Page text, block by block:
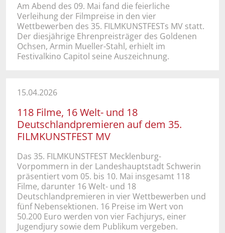
Am Abend des 09. Mai fand die feierliche
Verleihung der Filmpreise in den vier
Wettbewerben des 35. FILMKUNSTFESTs MV statt.
Der diesjährige Ehrenpreisträger des Goldenen
Ochsen, Armin Mueller-Stahl, erhielt im
Festivalkino Capitol seine Auszeichnung.
15.04.2026
118 Filme, 16 Welt- und 18
Deutschlandpremieren​​​​​​ auf dem 35.
FILMKUNSTFEST MV
Das 35. FILMKUNSTFEST Mecklenburg-
Vorpommern in der Landeshauptstadt Schwerin
präsentiert vom 05. bis 10. Mai insgesamt 118
Filme, darunter 16 Welt- und 18
Deutschlandpremieren in vier Wettbewerben und
fünf Nebensektionen. 16 Preise im Wert von
50.200 Euro werden von vier Fachjurys, einer
Jugendjury sowie dem Publikum vergeben.